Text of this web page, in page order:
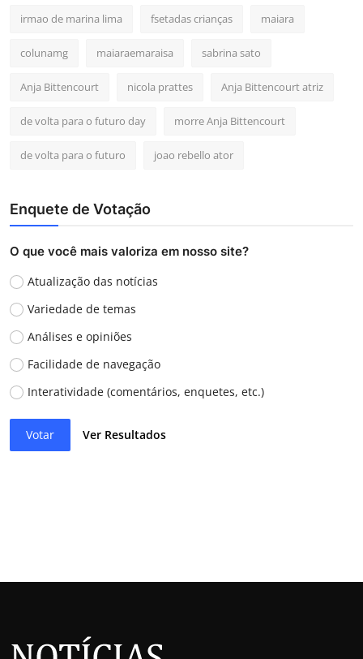
irmao de marina lima fsetadas crianças maiara
colunamg maiaraemaraisa sabrina sato
Anja Bittencourt nicola prattes Anja Bittencourt atriz
de volta para o futuro day morre Anja Bittencourt
de volta para o futuro joao rebello ator
Enquete de Votação
O que você mais valoriza em nosso site?
Atualização das notícias
Variedade de temas
Análises e opiniões
Facilidade de navegação
Interatividade (comentários, enquetes, etc.)
Votar Ver Resultados